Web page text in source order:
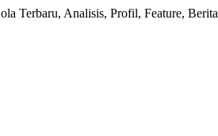
Terbaru, Analisis, Profil, Feature,